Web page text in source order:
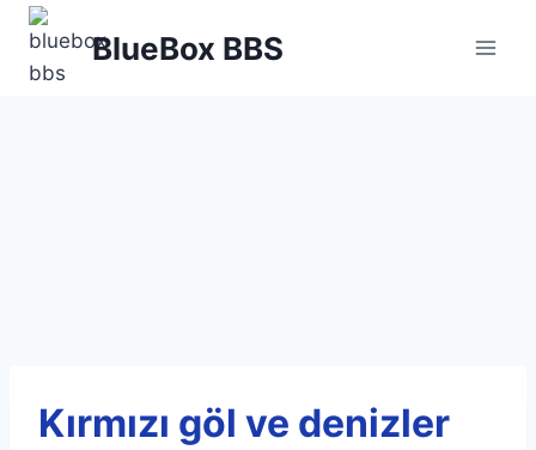
Skip
content
BlueBox BBS
Kırmızı göl ve denizler